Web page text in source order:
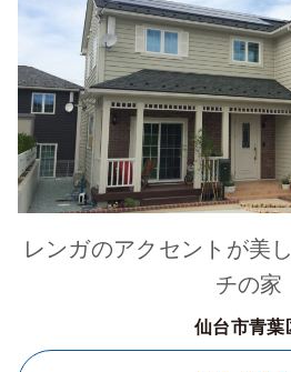
レンガのアクセントが美
チの家
仙台市青葉